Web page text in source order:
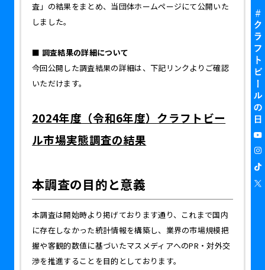
査」の結果をまとめ、当団体ホームページにて公開いた
しました。
■ 調査結果の詳細について
今回公開した調査結果の詳細は、下記リンクよりご確認
いただけます。
2024年度（令和6年度）クラフトビー
ル市場実態調査の結果
本調査の目的と意義
本調査は開始時より掲げております通り、これまで国内
に存在しなかった統計情報を構築し、業界の市場規模把
握や客観的数値に基づいたマスメディアへのPR・対外交
渉を推進することを目的としております。